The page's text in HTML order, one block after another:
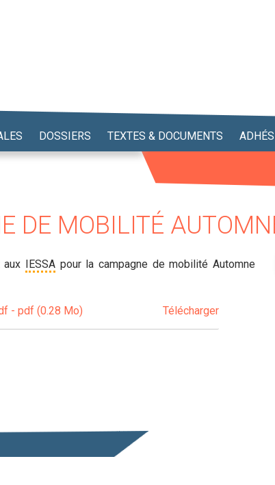
DOSSIERS TEXTES & DOCUMENTS
DE MOBILITÉ
IESSA pour la campagne de mobilité Automne
- pdf (0.28 Mo) Télécharger